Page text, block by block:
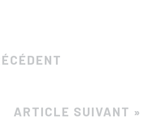
ARTICLE SUIVANT »